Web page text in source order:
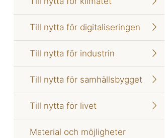
Till nytta för digitaliseringen
Till nytta för industrin
Till nytta för samhällsbygget
Till nytta för livet
Material och möjligheter